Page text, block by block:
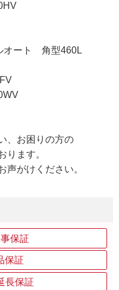
ート 角型460L
、お困りの方の
ります。
声がけください。
保証
保証
長保証